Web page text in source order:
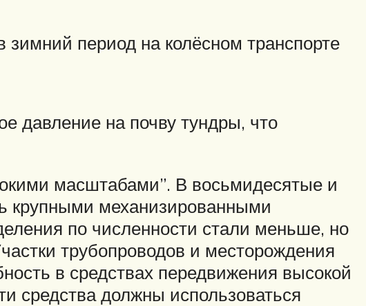
период на колёсном транспорте
давление на почву тундры, что
масштабами”. В восьмидесятые и
крупными механизированными
по численности стали меньше, но
трубопроводов и месторождения
в средствах передвижения высокой
средства должны использоваться